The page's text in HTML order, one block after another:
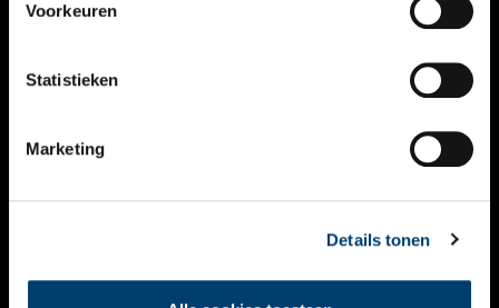
Voorkeuren
Statistieken
Marketing
Details tonen
KALENDER
THEMA’S
VIDEO’S
CONTACT